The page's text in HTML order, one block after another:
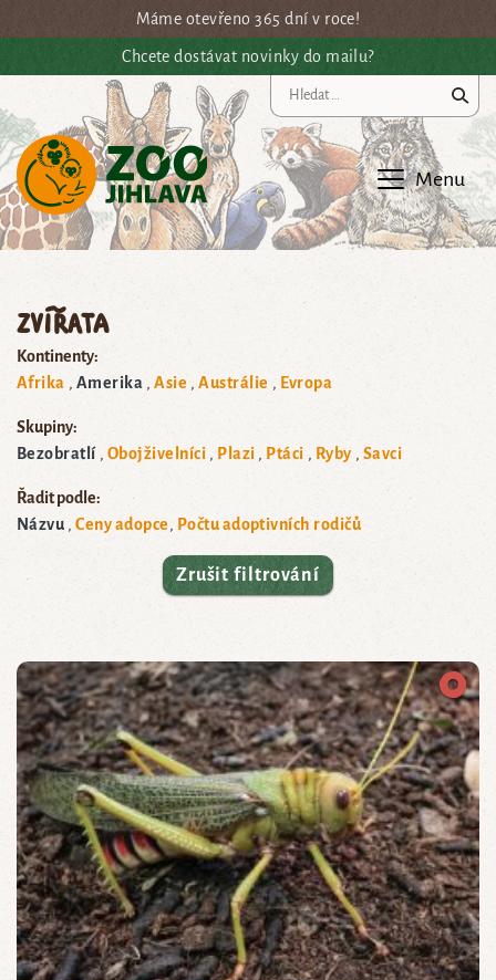
Přejít na hlavní obsahMáme otevřeno 365 dní v roce!
Chcete dostávat novinky do mailu?
Menu
Zvířata
Kontinenty:
Afrika
Amerika Asie Austrálie Evropa
Skupiny:
Bezobratlí
Obojživelníci Plazi Ptáci Ryby Savci
Řadit podle:
Názvu
Ceny adopce Počtu adoptivních rodičů
Zrušit filtrování